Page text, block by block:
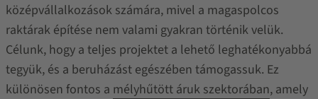
középvállalkozások számára, mivel a magaspolcos
raktárak építése nem valami gyakran történik velük.
Célunk, hogy a teljes projektet a lehető leghatékonyabbá
tegyük, és a beruházást egészében támogassuk. Ez
különösen fontos a mélyhűtött áruk szektorában, amely